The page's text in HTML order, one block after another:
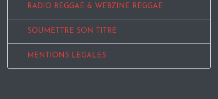
RADIO REGGAE & WEBZINE REGGAE
SOUMETTRE SON TITRE
MENTIONS LEGALES